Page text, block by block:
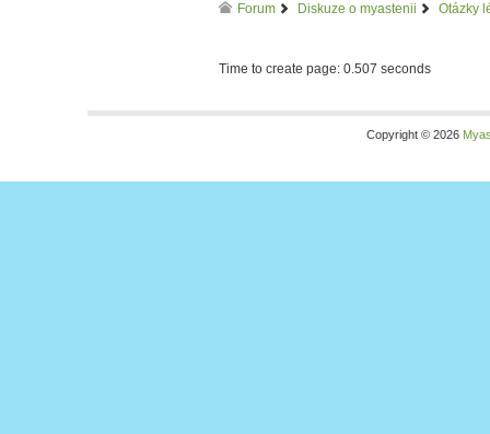
Forum Diskuze o myastenii Otázky
Time to create page: 0.507 seconds
Copyright © 2026